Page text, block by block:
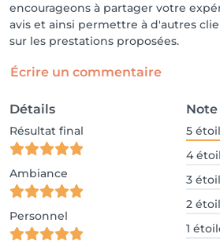
encourageons à partager votre
avis et ainsi permettre à d'autres
sur les prestations proposées.
Écrire un commentaire
Détails
Résultat final
Ambiance
Personnel
5
4
3
2
1